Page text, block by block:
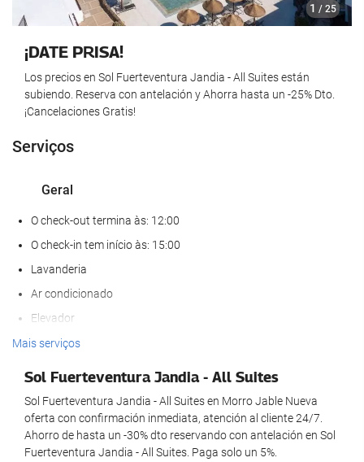
1 / 25
¡DATE PRISA!
Los precios en Sol Fuerteventura Jandia - All Suites están
subiendo. Reserva con antelación y Ahorra hasta un -25% Dto.
¡Cancelaciones Gratis!
Serviços
Geral
O check-out termina às: 12:00
O check-in tem início às: 15:00
Lavanderia
Ar condicionado
Elevador
Acesso para deficientes fisicos
Zona de fumadores
Não admite animais
Mais serviços
Sol Fuerteventura Jandia - All Suites
Sol Fuerteventura Jandia - All Suites en Morro Jable Nueva
oferta con confirmación inmediata, atención al cliente 24/7.
Ahorro de hasta un -30% dto reservando con antelación en Sol
Fuerteventura Jandia - All Suites. Paga solo un 5%.